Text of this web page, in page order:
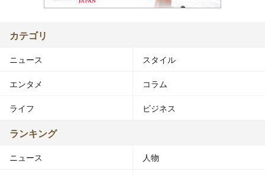
カテゴリ
ニュース スタイル
エンタメ コラム
ライフ ビジネス
ランキング
ニュース 人物